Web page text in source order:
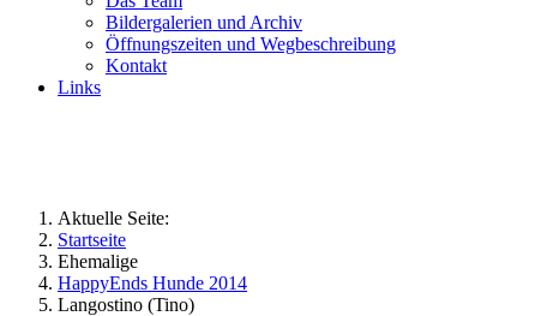
Bildergalerien und Archiv
Öffnungszeiten und Wegbeschreibung
Kontakt
Links
Aktuelle Seite:
Startseite
Ehemalige
HappyEnds Hunde 2014
Langostino (Tino)